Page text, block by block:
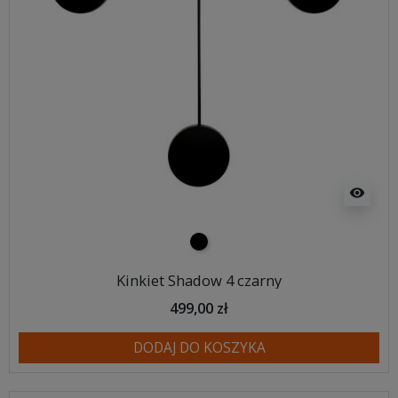
visibility
czarny
Kinkiet Shadow 4 czarny
499,00 zł
DODAJ DO KOSZYKA